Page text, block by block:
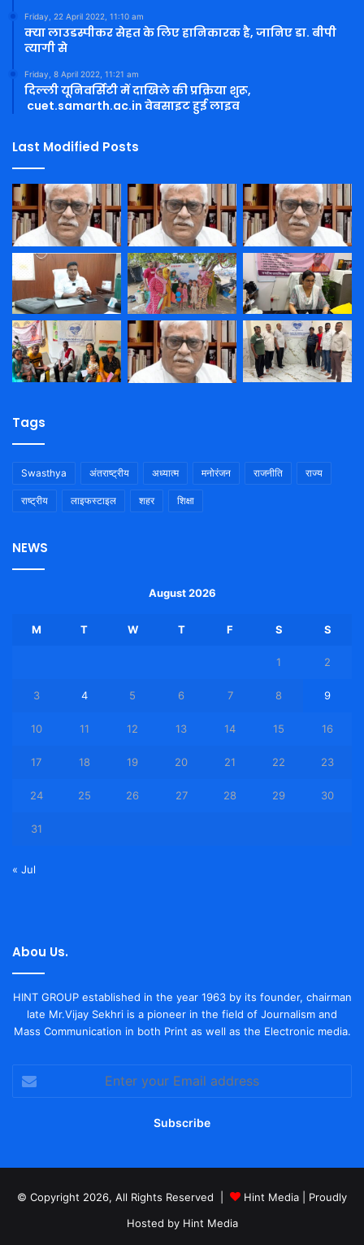
Friday, 22 April 2022, 11:10 am
क्या लाउडस्पीकर सेहत के लिए हानिकारक है, जानिए डा. बीपी
त्यागी से
Friday, 8 April 2022, 11:21 am
दिल्ली यूनिवर्सिटी में दाखिले की प्रक्रिया शुरू,
cuet.samarth.ac.in वेबसाइट हुई लाइव
Last Modified Posts
Tags
Swasthya अंतराष्ट्रीय अध्यात्म मनोरंजन राजनीति राज्य
राष्ट्रीय लाइफस्टाइल शहर शिक्षा
NEWS
August 2026
M T W T F S S
1 2
3 4 5 6 7 8 9
10 11 12 13 14 15 16
17 18 19 20 21 22 23
24 25 26 27 28 29 30
31
« Jul
Abou Us.
HINT GROUP established in the year 1963 by its founder, chairman
late Mr.Vijay Sekhri is a pioneer in the field of Journalism and
Mass Communication in both Print as well as the Electronic media.
your
© Copyright 2026, All Rights Reserved | Hint Media | Proudly
Hosted by Hint Media